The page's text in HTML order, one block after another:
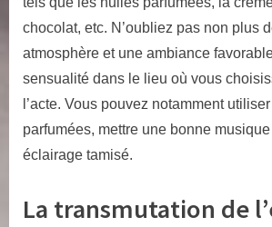
chocolat, etc. N’oubliez pas non plus
atmosphère et une ambiance
sensualité dans le lieu où vous
l’acte. Vous pouvez notamment
parfumées, mettre une bonne
éclairage tamisé.
La transmutation de